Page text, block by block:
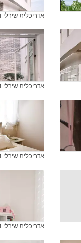
אדריכלית שירלי
אדריכלית שירלי
אדריכלית שירלי
אדריכלית שירלי